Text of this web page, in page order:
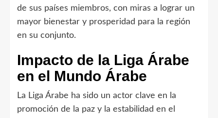
de sus países miembros, con miras a lograr un
mayor bienestar y prosperidad para la región
en su conjunto.
Impacto de la Liga Árabe
en el Mundo Árabe
La Liga Árabe ha sido un actor clave en la
promoción de la paz y la estabilidad en el